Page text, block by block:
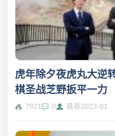
虎年除夕夜虎丸大逆
棋圣战芝野扳平一力
7921 0 易非2023-01